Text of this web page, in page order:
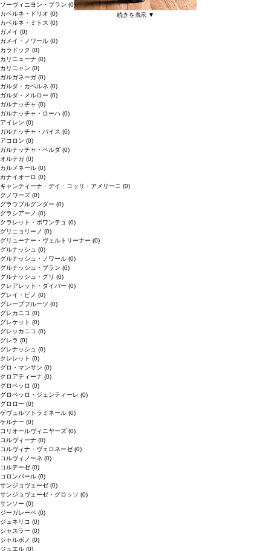
続きを表示 ▼
ソーヴィニヨン・ブラン (0)
カベルネ・ドリオ (0)
カベルネ・ミトス (0)
ガメイ (0)
ガメイ・ノワール (0)
カラドック (0)
カリニェーナ (0)
カリニャン (0)
ガルガネーガ (0)
ガルダ・カベルネ (0)
ガルダ・メルロー (0)
ガルナッチャ (0)
ガルナッチャ・ローハ (0)
アイレン (0)
ガルナッチャ・パイス (0)
アコロン (0)
ガルナッチャ・ペルダ (0)
オルテガ (0)
カルメネール (0)
カナイオーロ (0)
キャンティーナ・デイ・コッリ・アメリーニ (0)
クノワーズ (0)
グラウブルグンダー (0)
グラシアーノ (0)
クラレット・ボワンテュ (0)
グリニョリーノ (0)
グリューナー・ヴェルトリーナー (0)
グルナッシュ (0)
グルナッシュ・ノワール (0)
グルナッシュ・ブラン (0)
グルナッシュ・グリ (0)
クレアレット・ダイバー (0)
グレイ・ピノ (0)
グレープフルーツ (0)
グレカニコ (0)
グレケット (0)
グレッカニコ (0)
グレラ (0)
グレナッシュ (0)
クレレット (0)
グロ・マンサン (0)
クロアティーナ (0)
グロペッロ (0)
グロペッロ・ジェンティーレ (0)
グロロー (0)
ゲヴュルツトラミネール (0)
ケルナー (0)
コリオールヴィニヤーズ (0)
コルヴィーナ (0)
コルヴィナ・ヴェロネーゼ (0)
コルヴィノーネ (0)
コルテーゼ (0)
コロンバール (0)
サンジョヴェーゼ (0)
サンジョヴェーゼ・グロッソ (0)
サンソー (0)
ジーガレーベ (0)
ジェネリコ (0)
シャスラー (0)
シャルボノ (0)
ジュエル (0)